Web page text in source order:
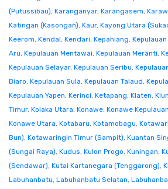
(Putussibau), Karanganyar, Karangasem,
Katingan (Kasongan), Kaur, Kayong Utara
Keerom, Kendal, Kendari, Kepahiang,
Aru, Kepulauan Mentawai, Kepulauan Meranti,
Kepulauan Selayar, Kepulauan Seribu,
Biaro, Kepulauan Sula, Kepulauan Talaud,
Kepulauan Yapen, Kerinci, Ketapang, Klaten,
Timur, Kolaka Utara, Konawe, Konawe Kepulauan
Konawe Utara, Kotabaru, Kotamobagu,
Bun), Kotawaringin Timur (Sampit), Kuantan
(Sungai Raya), Kudus, Kulon Progo, Kuningan,
(Sendawar), Kutai Kartanegara (Tenggarong),
Labuhanbatu, Labuhanbatu Selatan,